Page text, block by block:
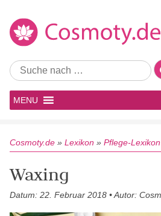
MENU
Cosmoty.de » Lexikon » Pflege-Lexikon
Waxing
Datum: 22. Februar 2018 • Autor: